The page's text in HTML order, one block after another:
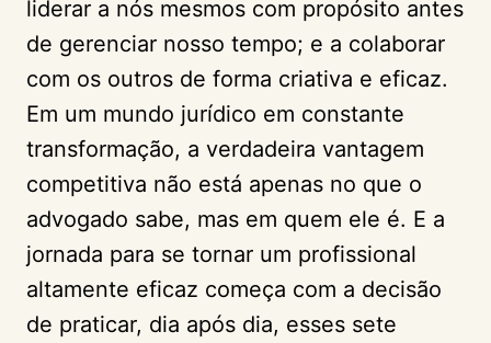
liderar a nós mesmos com propósito antes
de gerenciar nosso tempo; e a colaborar
com os outros de forma criativa e eficaz.
Em um mundo jurídico em constante
transformação, a verdadeira vantagem
competitiva não está apenas no que o
advogado sabe, mas em quem ele é. E a
jornada para se tornar um profissional
altamente eficaz começa com a decisão
de praticar, dia após dia, esses sete